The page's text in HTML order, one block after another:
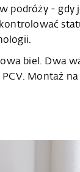
podróży -
biel. Dwa
Montaż